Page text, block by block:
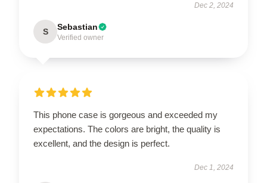
Dec 2, 2024
S Sebastian
Verified owner
This phone case is gorgeous and exceeded my
expectations. The colors are bright, the quality is
excellent, and the design is perfect.
Dec 1, 2024